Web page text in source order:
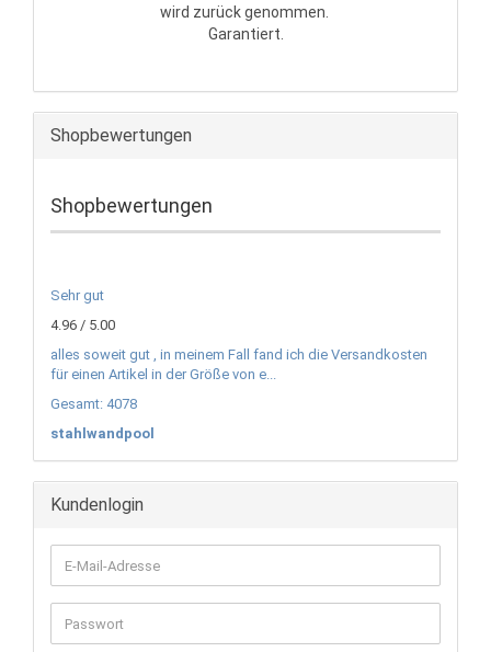
wird zurück genommen.
Garantiert.
Shopbewertungen
Shopbewertungen
Sehr gut
4.96 / 5.00
alles soweit gut , in meinem Fall fand ich die Versandkosten
für einen Artikel in der Größe von e...
Gesamt: 4078
stahlwandpool
Kundenlogin
E-
Mail-
Adresse
Passwort